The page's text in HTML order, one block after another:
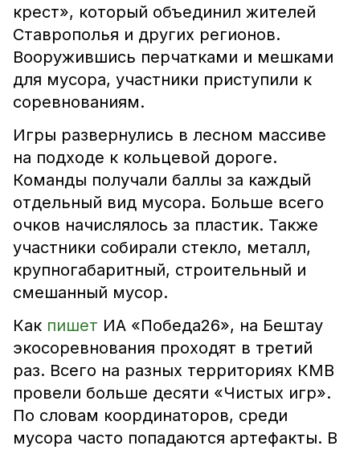
крест», который объединил жителей
Ставрополья и других регионов.
Вооружившись перчатками и мешками
для мусора, участники приступили к
соревнованиям.
Игры развернулись в лесном массиве
на подходе к кольцевой дороге.
Команды получали баллы за каждый
отдельный вид мусора. Больше всего
очков начислялось за пластик. Также
участники собирали стекло, металл,
крупногабаритный, строительный и
смешанный мусор.
Как пишет ИА «Победа26», на Бештау
экосоревнования проходят в третий
раз. Всего на разных территориях КМВ
провели больше десяти «Чистых игр».
По словам координаторов, среди
мусора часто попадаются артефакты. В